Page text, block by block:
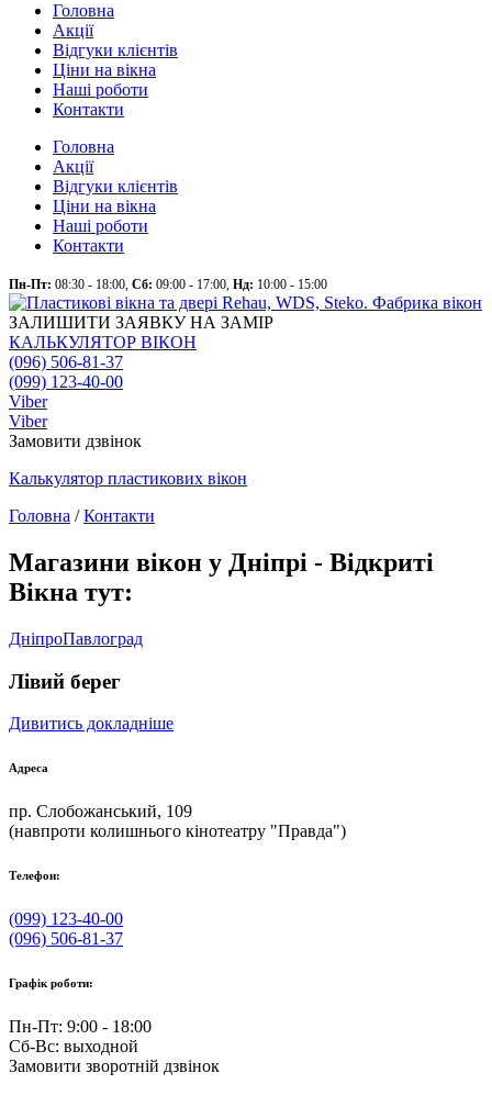
Головна
Акції
Відгуки клієнтів
Ціни на вікна
Наші роботи
Контакти
Головна
Акції
Відгуки клієнтів
Ціни на вікна
Наші роботи
Контакти
Пн-Пт: 08:30 - 18:00, Сб: 09:00 - 17:00, Нд: 10:00 - 15:00
ЗАЛИШИТИ ЗАЯВКУ НА ЗАМІР
КАЛЬКУЛЯТОР ВІКОН
(096) 506-81-37
(099) 123-40-00
Viber
Viber
Замовити дзвінок
Калькулятор пластикових вікон
Головна /Контакти
Магазини вікон у Дніпрі - Відкриті
Вікна тут:
ДніпроПавлоград
Лівий берег
Дивитись докладніше
Адреса
пр. Слобожанський, 109
(навпроти колишнього кінотеатру "Правда")
Телефон:
(099) 123-40-00
(096) 506-81-37
Графік роботи:
Пн-Пт: 9:00 - 18:00
Сб-Вс: выходной
Замовити зворотній дзвінок